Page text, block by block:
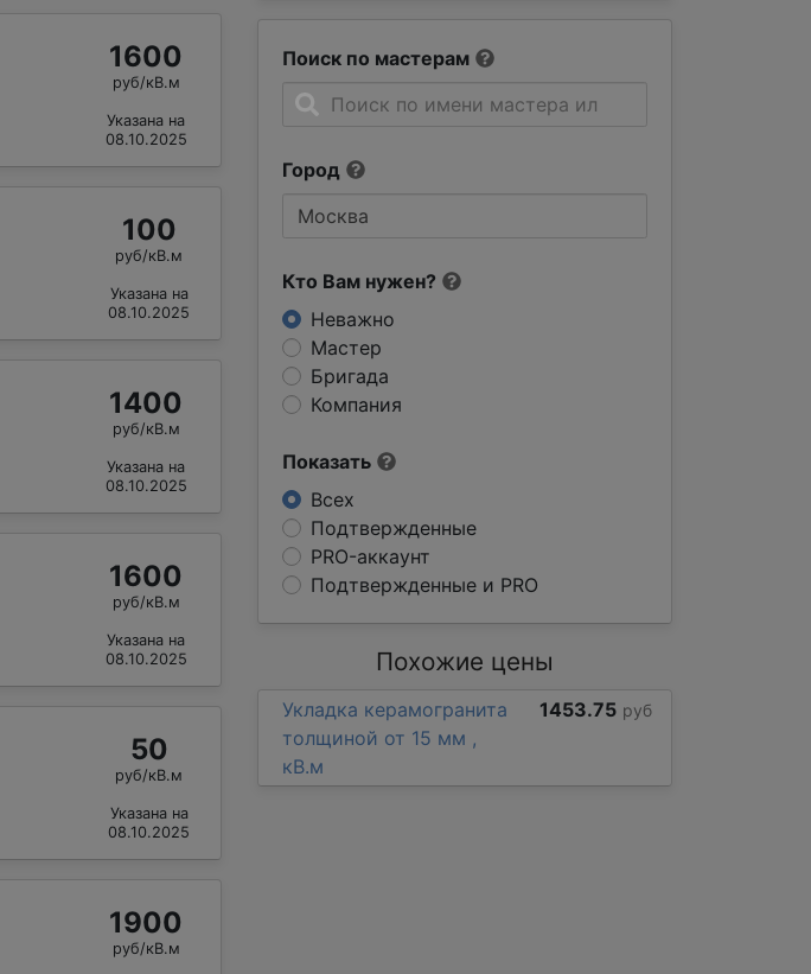
Поиск по мастерам
Город
Кто Вам нужен?
Неважно
Мастер
Бригада
Компания
Показать
Всех
Подтвержденные
PRO-аккаунт
Подтвержденные и PRO
1600
руб/кВ.м
Указана на
08.10.2025
100
руб/кВ.м
Указана на
08.10.2025
1400
руб/кВ.м
Указана на
08.10.2025
1600
руб/кВ.м
Указана на
08.10.2025
50
руб/кВ.м
Указана на
08.10.2025
1900
руб/кВ.м
Похожие цены
Укладка керамогранита
толщиной от 15 мм ,
кВ.м
1453.75 руб